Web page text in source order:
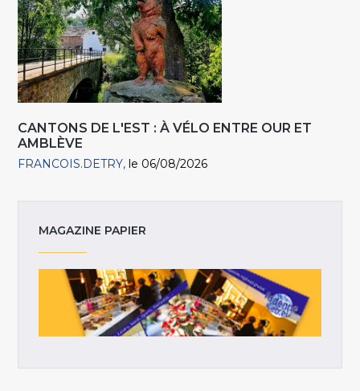
CANTONS DE L'EST : À VÉLO ENTRE OUR ET
AMBLÈVE
FRANCOIS.DETRY le 06/08/2026
MAGAZINE PAPIER